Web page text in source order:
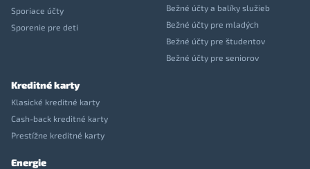
Sporiace účty
Sporenie pre deti
Bežné účty a balíky služieb
Bežné účty pre mladých
Bežné účty pre študentov
Bežné účty pre seniorov
Kreditné karty
Klasické kreditné karty
Cash-back kreditné karty
Prestížne kreditné karty
Energie